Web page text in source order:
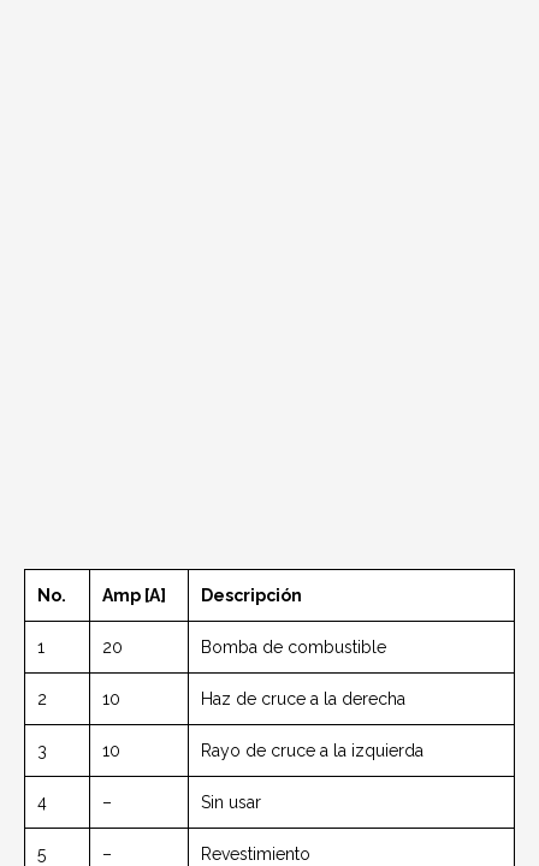
No. Amp [A] Descripción
1 20 Bomba de combustible
2 10 Haz de cruce a la derecha
3 10 Rayo de cruce a la izquierda
4 – Sin usar
5 – Revestimiento